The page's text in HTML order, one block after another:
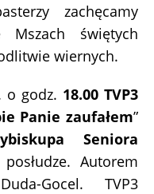
zachęcamy
świętych
wiernych.
o godz. 18.00 TVP3
Panie zaufałem”
Seniora
Autorem
Gocel. TVP3